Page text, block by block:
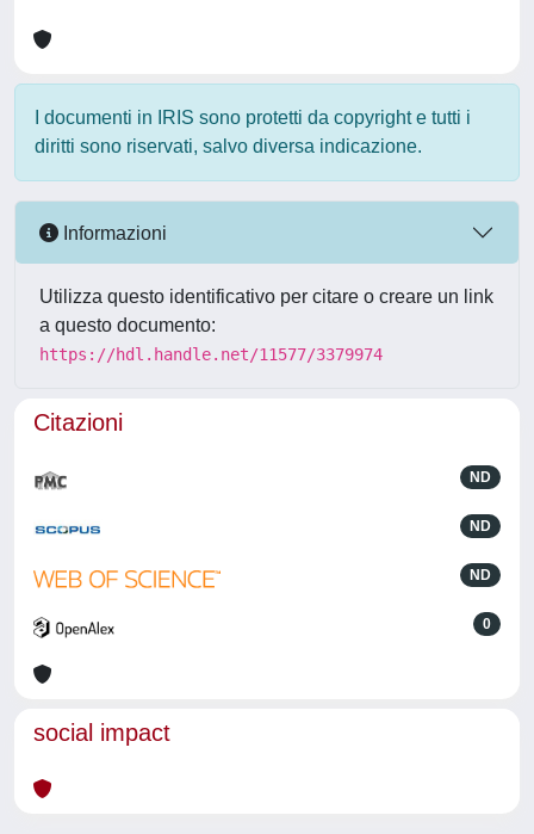
I documenti in IRIS sono protetti da copyright e tutti i
diritti sono riservati, salvo diversa indicazione.
Informazioni
Utilizza questo identificativo per citare o creare un link
a questo documento:
https://hdl.handle.net/11577/3379974
Citazioni
ND
ND
ND
0
social impact